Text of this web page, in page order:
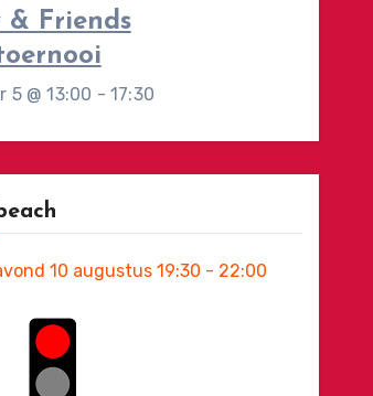
& Friends
5 @ 13:00 -17:30
10 augustus 19:30 - 22:00